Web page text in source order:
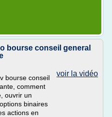
bourse conseil general
voir la vidéo
bourse conseil
comment
ouvrir un
binaires
actions en